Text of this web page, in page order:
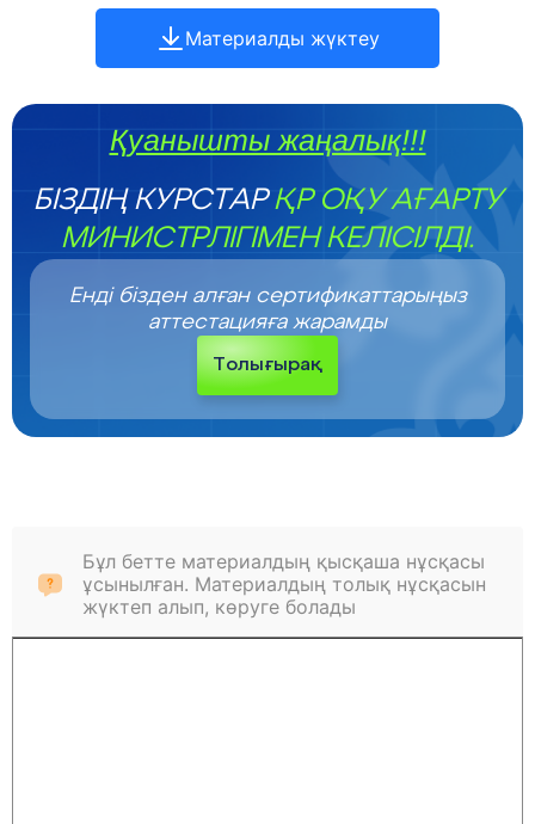
Материалды жүктеу
Қуанышты жаңалық!!!
БІЗДІҢ КУРСТАРҚР ОҚУ АҒАРТУ
МИНИСТРЛІГІМЕН КЕЛІСІЛДІ.
Енді бізден алған сертификаттарыңыз
аттестацияға жарамды
Толығырақ
Бұл бетте материалдың қысқаша нұсқасы
ұсынылған. Материалдың толық нұсқасын
жүктеп алып, көруге болады